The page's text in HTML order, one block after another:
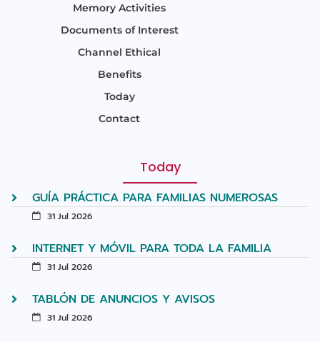
Memory Activities
Documents of Interest
Channel Ethical
Benefits
Today
Contact
Today
GUÍA PRÁCTICA PARA FAMILIAS NUMEROSAS
31 Jul 2026
INTERNET Y MÓVIL PARA TODA LA FAMILIA
31 Jul 2026
TABLÓN DE ANUNCIOS Y AVISOS
31 Jul 2026